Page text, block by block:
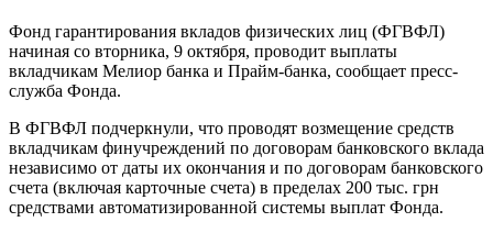
Фонд гарантирования вкладов физических лиц (ФГВФЛ)
начиная со вторника, 9 октября, проводит выплаты
вкладчикам Мелиор банка и Прайм-банка, сообщает пресс-
служба Фонда.
В ФГВФЛ подчеркнули, что проводят возмещение средств
вкладчикам финучреждений по договорам банковского вклада
независимо от даты их окончания и по договорам банковского
счета (включая карточные счета) в пределах 200 тыс. грн
средствами автоматизированной системы выплат Фонда.